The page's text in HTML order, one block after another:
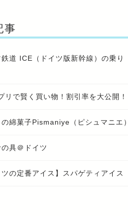
事
鉄道 ICE（ドイツ版新幹線）の乗り
リで賢く買い物！割引率を大公開！
の綿菓子Pismaniye（ピシュマニエ）
具＠ドイツ
ツの定番アイス】スパゲティアイス